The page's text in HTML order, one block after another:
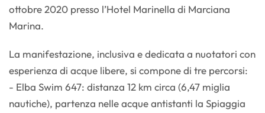
ottobre 2020 presso l’Hotel Marinella di Marciana
Marina.
La manifestazione, inclusiva e dedicata a nuotatori con
esperienza di acque libere, si compone di tre percorsi:
- Elba Swim 647: distanza 12 km circa (6,47 miglia
nautiche), partenza nelle acque antistanti la Spiaggia